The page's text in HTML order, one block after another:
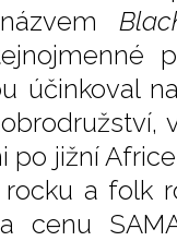
účinkoval
po jižní
a folk
cenu